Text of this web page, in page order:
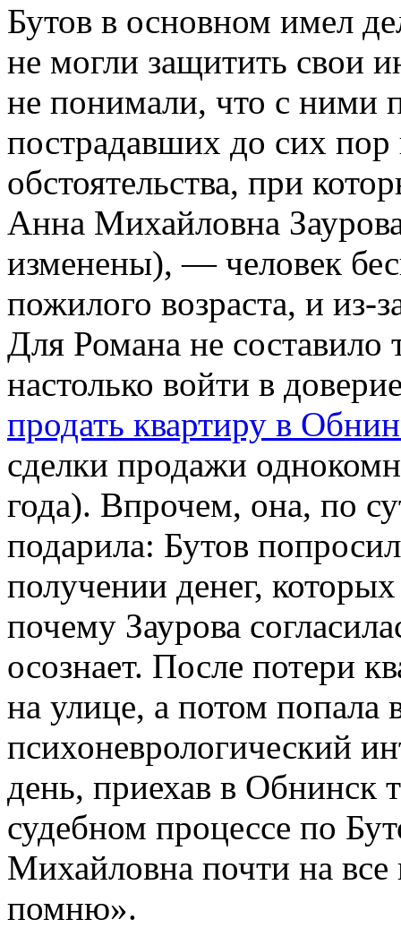
Бутов в основном имел
не могли защитить свои
не понимали, что с ними
пострадавших до сих
обстоятельства, при
Анна Михайловна
изменены), — человек
пожилого возраста, и из-
Для Романа не составило
настолько войти в
продать квартиру в
сделки продажи
года). Впрочем, она, по
подарила: Бутов
получении денег,
почему Заурова
осознает. После потери
на улице, а потом
психоневрологический
день, приехав в Обнинск
судебном процессе по
Михайловна почти на все
помню».